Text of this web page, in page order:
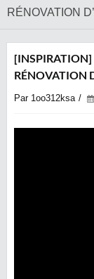
RÉNOVATION
[INSPIRATION]
RÉNOVATION
Par 1oo312ksa